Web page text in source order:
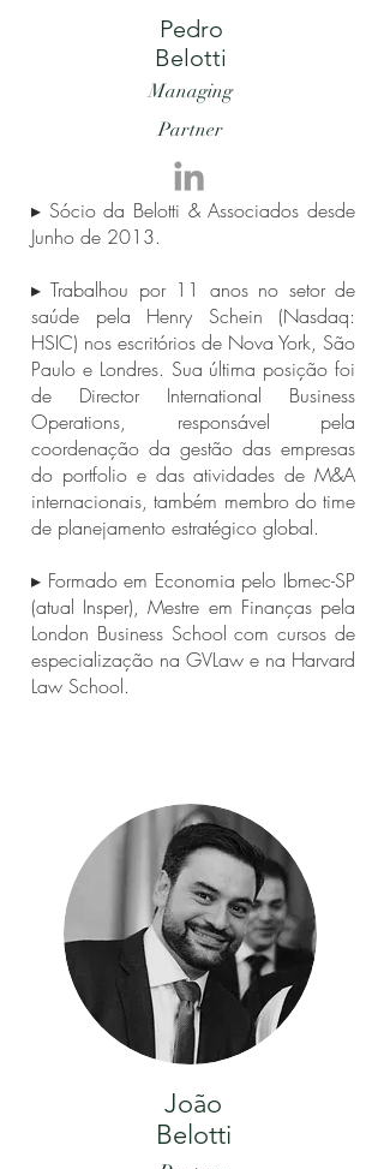
Pedro
Belotti
Managing
Partner
▸ Sócio da Belotti & Associados desde
Junho de 2013.
▸ Trabalhou por 11 anos no setor de
saúde pela Henry Schein (Nasdaq:
HSIC) nos escritórios de Nova York, São
Paulo e Londres. Sua última posição foi
de Director International Business
Operations, responsável pela
coordenação da gestão das empresas
do portfolio e das atividades de M&A
internacionais, também membro do time
de planejamento estratégico global.
▸ Formado em Economia pelo Ibmec-SP
(atual Insper), Mestre em Finanças pela
London Business School com cursos de
especialização na GVLaw e na Harvard
Law School.
João
Belotti